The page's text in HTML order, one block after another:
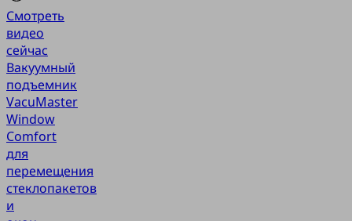
Смотреть
видео
сейчас
Вакуумный
подъемник
VacuMaster
Window
Comfort
для
перемещения
стеклопакетов
и